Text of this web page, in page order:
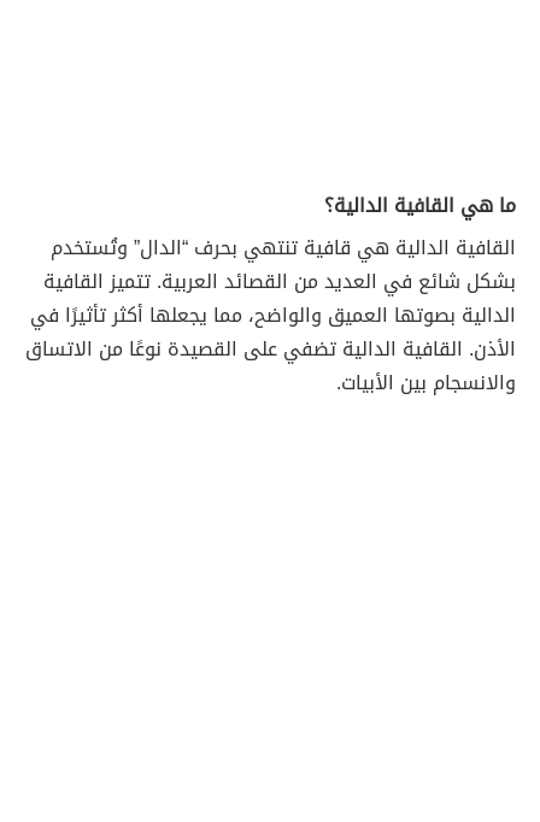
ما هي القافية الدالية؟
القافية الدالية هي قافية تنتهي بحرف “الدال” وتُستخدم
بشكل شائع في العديد من القصائد العربية. تتميز القافية
الدالية بصوتها العميق والواضح، مما يجعلها أكثر تأثيرًا في
الأذن. القافية الدالية تضفي على القصيدة نوعًا من الاتساق
والانسجام بين الأبيات.